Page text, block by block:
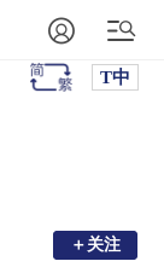
T中
＋关注
＋关注